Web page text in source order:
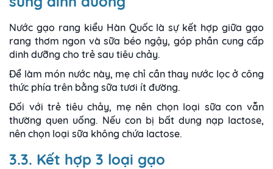
Nước gạo rang kiểu Hàn Quốc là sự kết hợp giữa gạo
rang thơm ngon và sữa béo ngậy, góp phần cung cấp
dinh dưỡng cho trẻ sau tiêu chảy.
Để làm món nước này, mẹ chỉ cần thay nước lọc ở công
thức phía trên bằng sữa tươi ít đường.
Đối với trẻ tiêu chảy, mẹ nên chọn loại sữa con vẫn
thường quen uống. Nếu con bị bất dung nạp lactose,
nên chọn loại sữa không chứa lactose.
3.3. Kết hợp 3 loại gạo